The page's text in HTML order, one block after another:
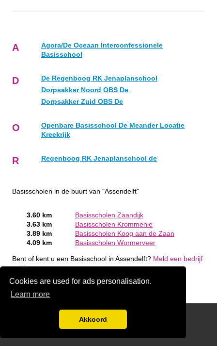
Cookies are used for ads personalisation.
Learn more
Akkoord
A
Agora/De Oceaan Interconfessionele
Basisschool
D
De Regenboog RK Jenaplanschool
Dorpsakker Noord OBS De
Dorpsakker Zuid OBS De
O
Openbare Basisschool De Meander Locatie
Kreekrijk
R Regenboog RK Jenaplanschool de
Basisscholen in de buurt van "Assendelft"
3.60 km
Basisscholen Zaandijk
3.63 km
Basisscholen Krommenie
3.89 km
Basisscholen Koog aan de Zaan
4.09 km
Basisscholen Wormerveer
Bent of kent u een Basisschool in Assendelft? Meld een bedrijf
gratis aan